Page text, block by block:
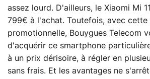
assez lourd. D'ailleurs, le Xiaomi Mi
799€ à l'achat. Toutefois, avec
promotionnelle, Bouygues Telecom
d'acquérir ce smartphone
à un prix dérisoire, à régler en
sans frais. Et les avantages ne